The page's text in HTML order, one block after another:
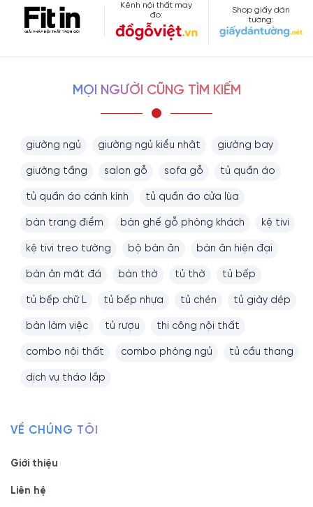
Kênh nội thất may
đo:
Shop giấy dán
tường:
MỌI NGƯỜI CŨNG TÌM KIẾM
giường ngủ giường ngủ kiểu nhật giường bay
giường tầng salon gỗ sofa gỗ tủ quần áo
tủ quần áo cánh kính tủ quần áo cửa lùa
bàn trang điểm bàn ghế gỗ phòng khách kệ tivi
kệ tivi treo tường bộ bàn ăn bàn ăn hiện đại
bàn ăn mặt đá bàn thờ tủ thờ tủ bếp
tủ bếp chữ L tủ bếp nhựa tủ chén tủ giày dép
bàn làm việc tủ rượu thi công nội thất
combo nội thất combo phòng ngủ tủ cầu thang
dịch vụ tháo lắp
VỀ CHÚNG TÔI
Giới thiệu
Liên hệ